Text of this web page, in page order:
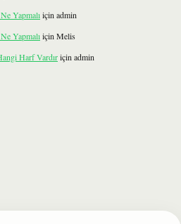
Yapmalıiçin admin
Yapmalıiçin Melis
Harf Vardıriçin admin